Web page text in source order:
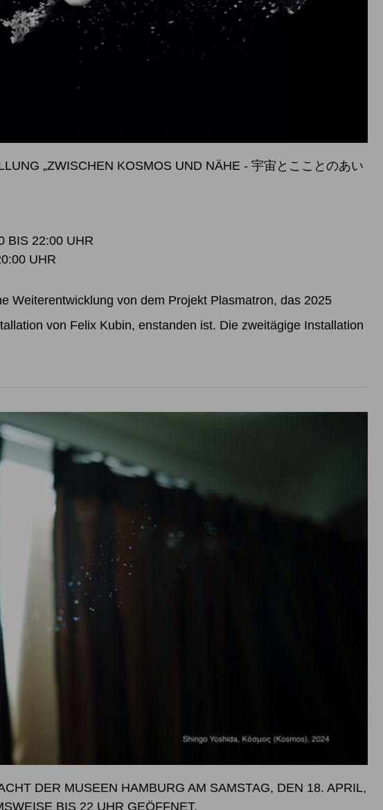
„ZWISCHEN KOSMOS UND NÄHE - 宇宙とこことのあい
BIS 22:00 UHR
UHR
Weiterentwicklung von dem Projekt Plasmatron, das 2025
von Felix Kubin, enstanden ist. Die zweitägige Installation
DER MUSEEN HAMBURG AM SAMSTAG, DEN 18. APRIL,
BIS 22 UHR GEÖFFNET.